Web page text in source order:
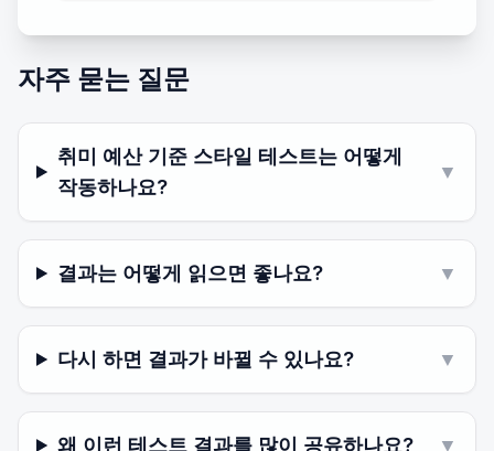
자주 묻는 질문
취미 예산 기준 스타일 테스트는 어떻게
작동하나요?
▼
결과는 어떻게 읽으면 좋나요? ▼
다시 하면 결과가 바뀔 수 있나요? ▼
왜 이런 테스트 결과를 많이 공유하나요? ▼